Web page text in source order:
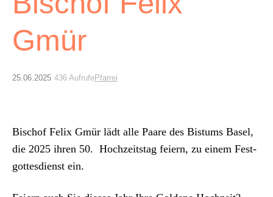
Über uns
ePaper
Suchen
Gmür
25.06.2025 436 AufrufePfarrei
Bischof Felix Gmür lädt alle Paare des Bis­tums Basel,
die 2025 ihren 50. Hochzeit­stag feiern, zu einem Fest­
gottes­di­enst ein.